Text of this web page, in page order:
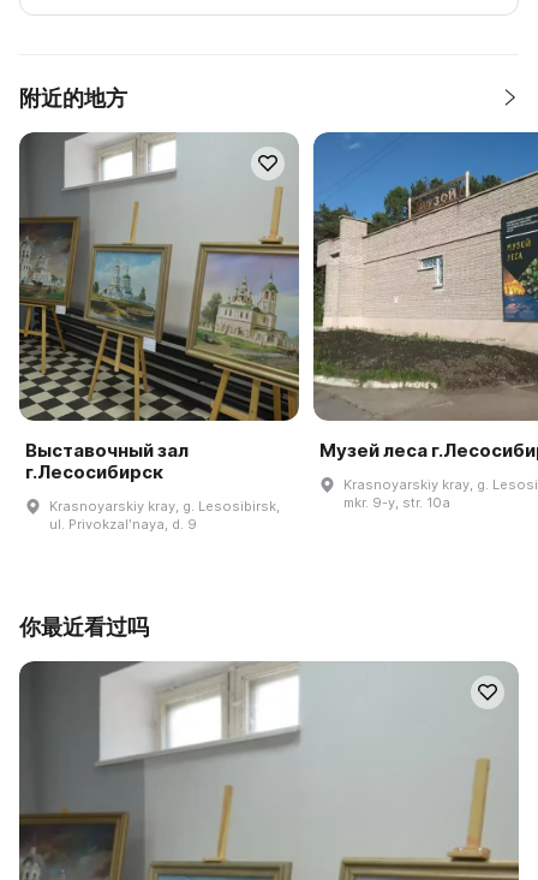
附近的地方
Выставочный зал
г.Лесосибирск
Krasnoyarskiy kray, g. Lesosibirsk,
ul. Privokzalʹnaya, d. 9
Музей леса
Krasnoyarskiy kray, g.
mkr. 9-y, str. 10a
你最近看过吗